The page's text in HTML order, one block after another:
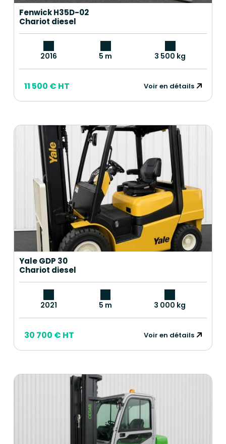
Fenwick H35D-02
Chariot diesel
2016 5 m 3 500 kg
11 500 € HT Voir en détails
Yale GDP 30
Chariot diesel
2021 5 m 3 000 kg
30 700 € HT Voir en détails